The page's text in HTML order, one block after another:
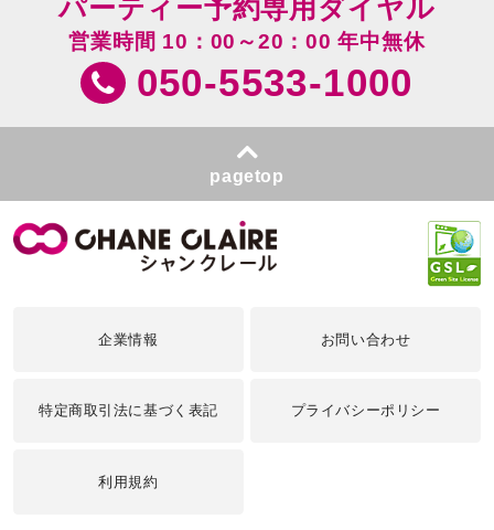
パーティー予約専用ダイヤル
営業時間 10：00～20：00 年中無休
050-5533-1000
pagetop
企業情報 お問い合わせ
特定商取引法に基づく表記 プライバシーポリシー
利用規約